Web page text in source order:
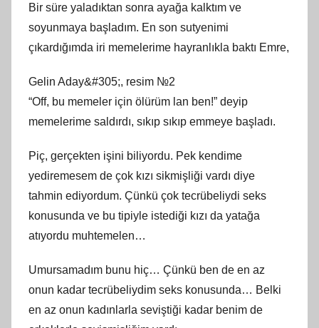
Bir süre yaladıktan sonra ayağa kalktım ve
soyunmaya başladım. En son sutyenimi
çıkardığımda iri memelerime hayranlıkla baktı Emre,
Gelin Aday&#305;, resim №2
“Off, bu memeler için ölürüm lan ben!” deyip
memelerime saldırdı, sıkıp sıkıp emmeye başladı.
Piç, gerçekten işini biliyordu. Pek kendime
yediremesem de çok kızı sikmişliği vardı diye
tahmin ediyordum. Çünkü çok tecrübeliydi seks
konusunda ve bu tipiyle istediği kızı da yatağa
atıyordu muhtemelen…
Umursamadım bunu hiç… Çünkü ben de en az
onun kadar tecrübeliydim seks konusunda… Belki
en az onun kadınlarla seviştiği kadar benim de